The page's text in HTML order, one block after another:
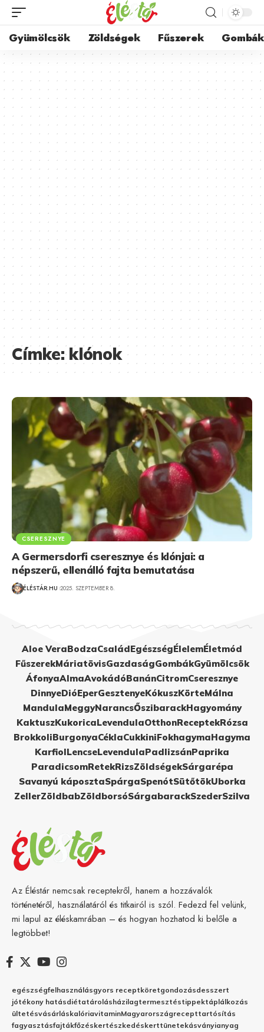
Gyümölcsök Zöldségek Fűszerek Gombák
Címke:klónok
CSERESZNYE
A Germersdorfi cseresznye és klónjai: a
népszerű, ellenálló fajta bemutatása
ÉLÉSTÁR.HU 2025. SZEPTEMBER 8.
Aloe VeraBodzaCsaládEgészségÉlelemÉletmód
FűszerekMáriatövisGazdaságGombákGyümölcsök
ÁfonyaAlmaAvokádóBanánCitromCseresznye
DinnyeDióEperGesztenyeKókuszKörteMálna
MandulaMeggyNarancsŐszibarackHagyomány
KaktuszKukoricaLevendulaOtthonReceptekRózsa
BrokkoliBurgonyaCéklaCukkiniFokhagymaHagyma
KarfiolLencseLevendulaPadlizsánPaprika
ParadicsomRetekRizsZöldségekSárgarépa
Savanyú káposztaSpárgaSpenótSütőtökUborka
ZellerZöldbabZöldborsóSárgabarackSzederSzilva
Az Éléstár nemcsak receptekről, hanem a hozzávalók
történetéről, használatáról és titkairól is szól. Fedezd fel velünk,
mi lapul az éléskamrában – és hogyan hozhatod ki belőle a
legtöbbet!
egészségfelhasználásgyors receptköretgondozásdesszert
jótékony hatásdiétatárolásházilagtermesztéstippektáplálkozás
ültetésvásárláskalóriavitaminMagyarországrecepttartósítás
fagyasztásfajtákfőzéskertészkedéskerttünetekásványianyag